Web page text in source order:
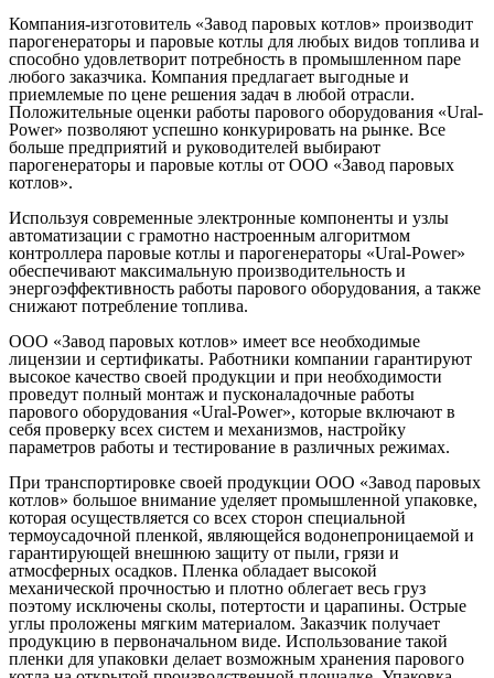
Компания-изготовитель «Завод паровых котлов» производит
парогенераторы и паровые котлы для любых видов топлива и
способно удовлетворит потребность в промышленном паре
любого заказчика. Компания предлагает выгодные и
приемлемые по цене решения задач в любой отрасли.
Положительные оценки работы парового оборудования «Ural-
Power» позволяют успешно конкурировать на рынке. Все
больше предприятий и руководителей выбирают
парогенераторы и паровые котлы от ООО «Завод паровых
котлов».
Используя современные электронные компоненты и узлы
автоматизации с грамотно настроенным алгоритмом
контроллера паровые котлы и парогенераторы «Ural-Power»
обеспечивают максимальную производительность и
энергоэффективность работы парового оборудования, а также
снижают потребление топлива.
ООО «Завод паровых котлов» имеет все необходимые
лицензии и сертификаты. Работники компании гарантируют
высокое качество своей продукции и при необходимости
проведут полный монтаж и пусконаладочные работы
парового оборудования «Ural-Power», которые включают в
себя проверку всех систем и механизмов, настройку
параметров работы и тестирование в различных режимах.
При транспортировке своей продукции ООО «Завод паровых
котлов» большое внимание уделяет промышленной упаковке,
которая осуществляется со всех сторон специальной
термоусадочной пленкой, являющейся водонепроницаемой и
гарантирующей внешнюю защиту от пыли, грязи и
атмосферных осадков. Пленка обладает высокой
механической прочностью и плотно облегает весь груз
поэтому исключены сколы, потертости и царапины. Острые
углы проложены мягким материалом. Заказчик получает
продукцию в первоначальном виде. Использование такой
пленки для упаковки делает возможным хранения парового